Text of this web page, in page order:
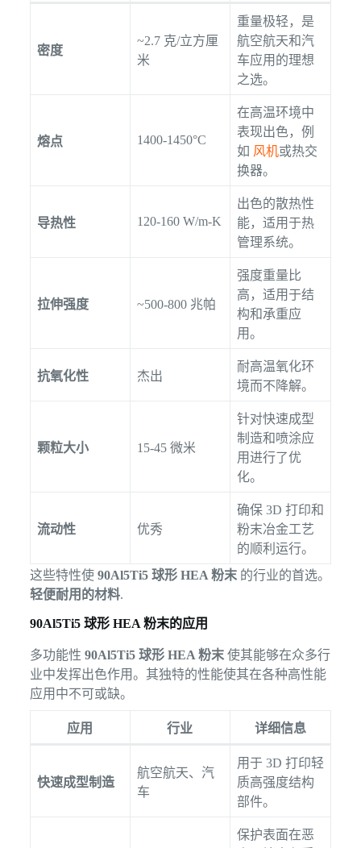
密度
~2.7 克/立方厘
米
重量极轻，是
航空航天和汽
车应用的理想
之选。
熔点 1400-1450°C
在高温环境中
表现出色，例
如 风机或热交
换器。
导热性 120-160 W/m-K
出色的散热性
能，适用于热
管理系统。
拉伸强度 ~500-800 兆帕
强度重量比
高，适用于结
构和承重应
用。
抗氧化性 杰出
耐高温氧化环
境而不降解。
颗粒大小 15-45 微米
针对快速成型
制造和喷涂应
用进行了优
化。
流动性 优秀
确保 3D 打印和
粉末冶金工艺
的顺利运行。
这些特性使 90Al5Ti5 球形 HEA 粉末的行业的首选。
轻便耐用的材料.
90Al5Ti5 球形 HEA 粉末的应用
多功能性 90Al5Ti5 球形 HEA 粉末使其能够在众多行
业中发挥出色作用。其独特的性能使其在各种高性能
应用中不可或缺。
应用 行业 详细信息
快速成型制造
航空航天、汽
车
用于 3D 打印轻
质高强度结构
部件。
保护表面在恶